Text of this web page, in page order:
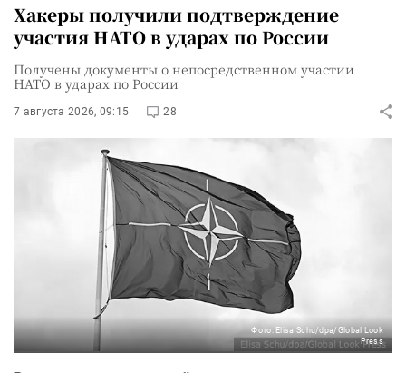
Хакеры получили подтверждение
участия НАТО в ударах по России
Получены документы о непосредственном участии
НАТО в ударах по России
7 августа 2026, 09:15 28
Фото: Elisa Schu/dpa/Global Look
Press